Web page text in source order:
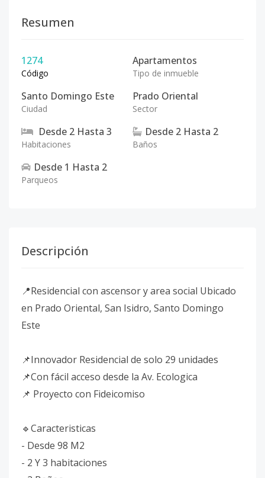
Resumen
1274
Código
Apartamentos
Tipo de inmueble
Santo Domingo Este
Ciudad
Prado Oriental
Sector
Desde 2 Hasta 3
Habitaciones
Desde 2 Hasta 2
Baños
Desde 1 Hasta 2
Parqueos
Descripción
📍Residencial con ascensor y area social Ubicado
en Prado Oriental, San Isidro, Santo Domingo
Este
📌Innovador Residencial de solo 29 unidades
📌Con fácil acceso desde la Av. Ecologica
📌 Proyecto con Fideicomiso
🔹️Caracteristicas
- Desde 98 M2
- 2 Y 3 habitaciones